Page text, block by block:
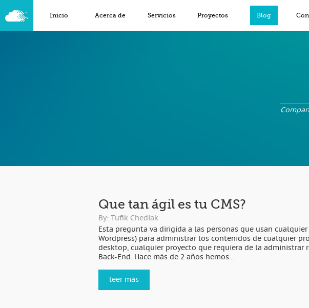
Que tan ágil es tu CMS?
By: Tufik Chediak
Esta pregunta va dirigida a las personas que usan cualquier
Wordpress) para administrar los contenidos de cualquier
desktop, cualquier proyecto que requiera de la administrar
Back-End. Hace más de 2 años hemos...
leer más
Inicio Acerca de Servicios Proyectos Blog